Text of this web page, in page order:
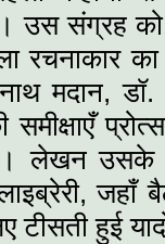
उस संग्रह को
रचनाकार का
मदान,
समीक्षाएँ
लेखन उसके
जहाँ
टीसती हुई